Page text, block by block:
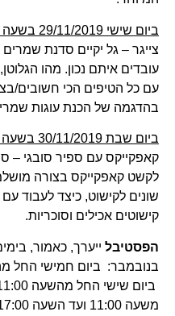
ביום שישי 29/11/2019 בשעה 13:00
צייגר – גל יקיים סדנת
עובדים איתם נכון. מהו
עם כל הטיפים הכי חשובים/
בהדגמה של הכנת עוגות
ביום שבת 30/11/2019 בשעה 12:00
קאפקייקס עם ספיר סובגי –
לקשט קאפקייקס בצורה
שונים לקישוט, כיצד לעבוד עם
קישוטים אכילים וסוכריות.
הפסטיבל
משעה 11:00 ועד השעה 17:00.